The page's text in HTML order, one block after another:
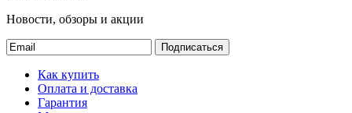
Новости, обзоры и акции
Подписаться
Как купить
Оплата и доставка
Гарантия